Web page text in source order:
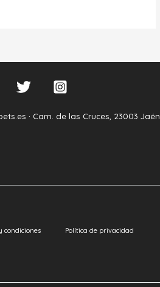
· Cam. de las Cruces, 23003 Jaén
condiciones Política de privacidad